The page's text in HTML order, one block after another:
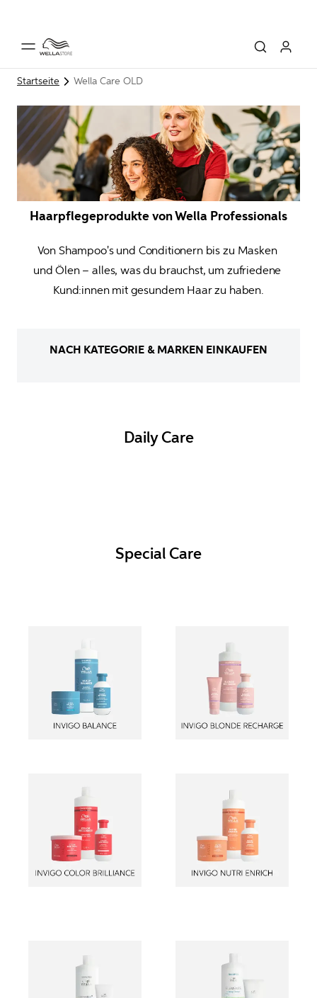
Startseite Wella Care OLD
Haarpflegeprodukte von Wella Professionals
Von Shampoo's und Conditionern bis zu Masken
Kund:innen mit gesundem Haar zu haben.
NACH KATEGORIE & MARKEN EINKAUFEN
Daily Care
Special Care